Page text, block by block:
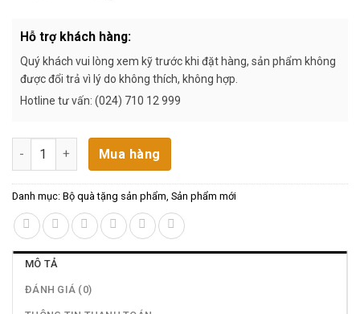
Hỗ trợ khách hàng:
Quý khách vui lòng xem kỹ trước khi đặt hàng, sản phẩm không
được đổi trả vì lý do không thích, không hợp.
Hotline tư vấn: (024) 710 12 999
Combo làm sạch sâu số lượng
Mua hàng
Danh mục: Bộ quà tặng sản phẩm, Sản phẩm mới
MÔ TẢ
ĐÁNH GIÁ (0)